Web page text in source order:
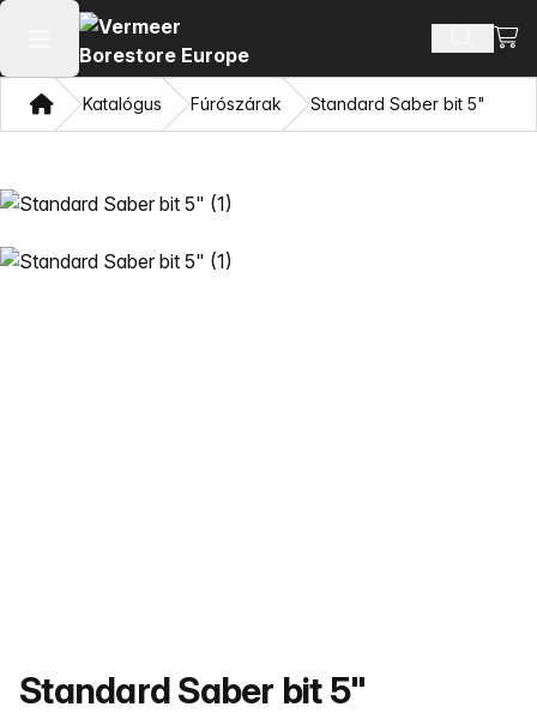
Főmenü megnyitása
OtthonKatalógus Fúrószárak Standard Saber bit 5"
Termék neve
Standard Saber bit 5"